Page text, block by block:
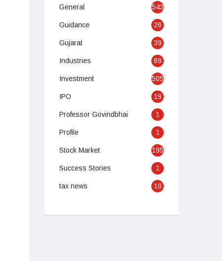
General 543
Guidance 26
Gujarat 39
Industries 69
Investment 505
IPO 19
Professor Govindbhai 1
Profile 1
Stock Market 195
Success Stories 1
tax news 10